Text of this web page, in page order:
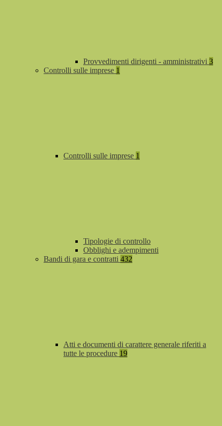
Provvedimenti dirigenti - amministrativi 3
Controlli sulle imprese 1
Controlli sulle imprese 1
Tipologie di controllo
Obblighi e adempimenti
Bandi di gara e contratti 432
Atti e documenti di carattere generale riferiti a
tutte le procedure 19